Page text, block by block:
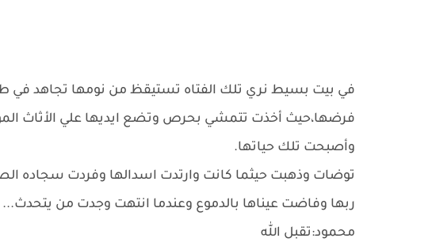
في بيت بسيط نري تلك الفتاه تستيقظ من نومها تجاهد في
فرضها،حيث أخذت تتمشي بحرص وتضع ايديها علي الأثاث
وأصبحت تلك حياتها.
توضات وذهبت حيثما كانت وارتدت اسدالها وفردت سجاده
ربها وفاضت عيناها بالدموع وعندما انتهت وجدت من يتحدث...
محمود:تقبل الله